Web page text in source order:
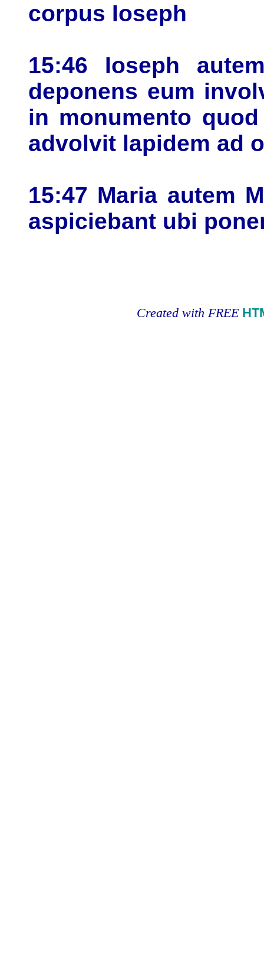
corpus Ioseph
15:46 Ioseph
deponens eum
in monumento
advolvit lapidem ad
15:47 Maria autem
aspiciebant ubi
Created with FREE